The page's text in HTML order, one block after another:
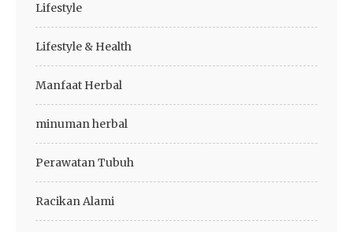
Lifestyle
Lifestyle & Health
Manfaat Herbal
minuman herbal
Perawatan Tubuh
Racikan Alami